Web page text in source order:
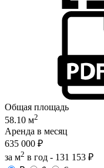
Общая площадь
58.10 м2
Аренда в месяц
635 000 ₽
за м2 в год - 131 153 ₽